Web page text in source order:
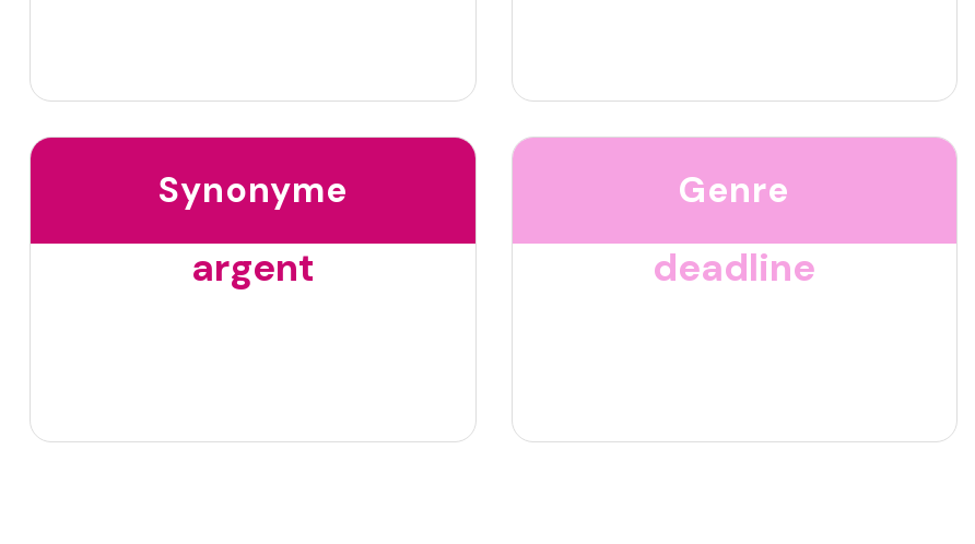
Synonyme
argent
Genre
deadline